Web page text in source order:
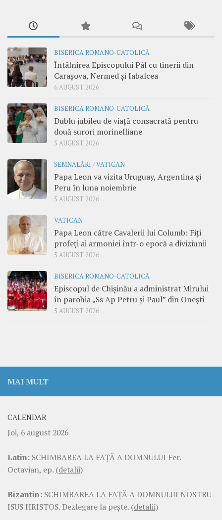
BISERICA ROMANO-CATOLICĂ
Întâlnirea Episcopului Pál cu tinerii din
Carașova, Nermed și Iabalcea
6 AUGUST 2026
BISERICA ROMANO-CATOLICĂ
Dublu jubileu de viață consacrată pentru
două surori morinelliane
5 AUGUST 2026
SEMNALĂRI /VATICAN
Papa Leon va vizita Uruguay, Argentina și
Peru în luna noiembrie
5 AUGUST 2026
VATICAN
Papa Leon către Cavalerii lui Columb: Fiți
profeți ai armoniei într-o epocă a diviziunii
5 AUGUST 2026
BISERICA ROMANO-CATOLICĂ
Episcopul de Chișinău a administrat Mirului
în parohia „Ss Ap Petru și Paul” din Onești
5 AUGUST 2026
MAI MULT
CALENDAR
Joi, 6 august 2026
Latin: SCHIMBAREA LA FAŢĂ A DOMNULUI Fer.
Octavian, ep. (detalii)
Bizantin: SCHIMBAREA LA FAŢĂ A DOMNULUI NOSTRU
ISUS HRISTOS. Dezlegare la pește. (detalii)